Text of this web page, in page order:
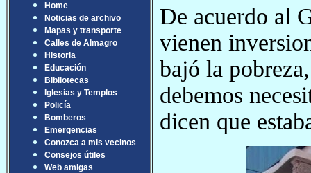
Home
Noticias de archivo
Mapas y transporte
Calles de Almagro
Historia
Educación
Bibliotecas
Iglesias y Templos
Policía
Bomberos
Emergencias
Conozca a mis vecinos
Consejos útiles
Web amigas
De acuerdo al
vienen
bajó la
debemos
dicen que